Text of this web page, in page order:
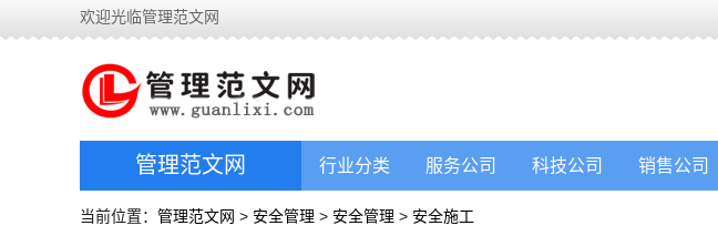
欢迎光临管理范文网
管理范文网 行业分类 服务公司 科技公司 销售公司
当前位置： 管理范文网 > 安全管理 > 安全管理 > 安全施工